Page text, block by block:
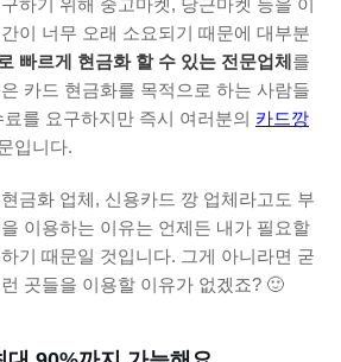
이 너무 오래 소요되기 때문에 대부분
빠르게 현금화 할 수 있는 전문업체를
카드 현금화를 목적으로 하는 사람들
를 요구하지만 즉시 여러분의 카드깡
입니다.
금화 업체, 신용카드 깡 업체라고도 부
이용하는 이유는 언제든 내가 필요할
기 때문일 것입니다. 그게 아니라면 굳
곳들을 이용할 이유가 없겠죠? 🙂